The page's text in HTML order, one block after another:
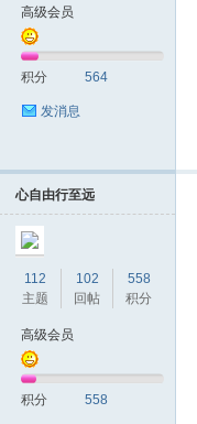
高级会员
积分 564
发消息
心自由行至远
112
主题
102
回帖
558
积分
高级会员
积分 558